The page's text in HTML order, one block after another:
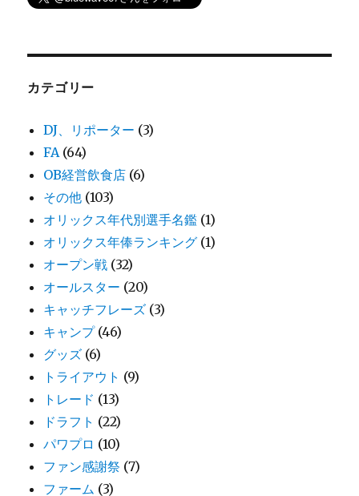
カテゴリー
DJ、リポーター (3)
FA (64)
OB経営飲食店 (6)
その他 (103)
オリックス年代別選手名鑑 (1)
オリックス年俸ランキング (1)
オープン戦 (32)
オールスター (20)
キャッチフレーズ (3)
キャンプ(46)
グッズ (6)
トライアウト (9)
トレード (13)
ドラフト (22)
パワプロ (10)
ファン感謝祭 (7)
ファーム (3)